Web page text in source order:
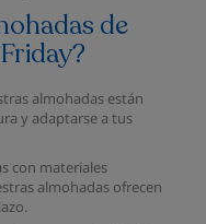
de
almohadas están
y adaptarse a tus
con materiales
almohadas ofrecen